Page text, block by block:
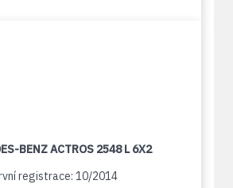
BENZ ACTROS 2548 L 6X2
registrace: 10/2014